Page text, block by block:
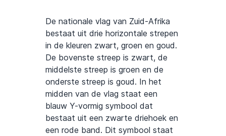
De nationale vlag van Zuid-Afrika
bestaat uit drie horizontale strepen
in de kleuren zwart, groen en goud.
De bovenste streep is zwart, de
middelste streep is groen en de
onderste streep is goud. In het
midden van de vlag staat een
blauw Y-vormig symbool dat
bestaat uit een zwarte driehoek en
een rode band. Dit symbool staat